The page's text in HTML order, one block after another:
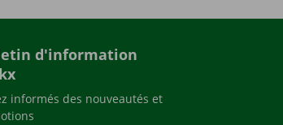
d'information
informés des nouveautés et